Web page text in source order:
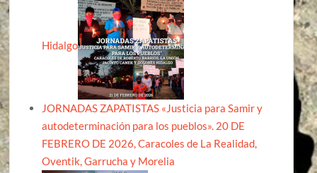
Hidalgo
JORNADAS ZAPATISTAS «Justicia para Samir y
autodeterminación para los pueblos». 20 DE
FEBRERO DE 2026, Caracoles de La Realidad,
Oventik, Garrucha y Morelia